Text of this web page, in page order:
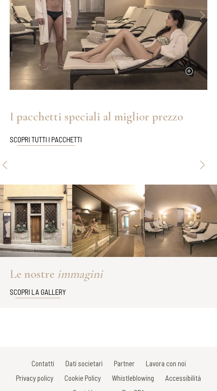
I pacchetti speciali al miglior prezzo
SCOPRI TUTTI I PACCHETTI
Le nostre immagini
SCOPRI LA GALLERY
Contatti Dati societari Partner
Lavora con noi
Privacy policy
Cookie Policy Whistleblowing
Accessibilità